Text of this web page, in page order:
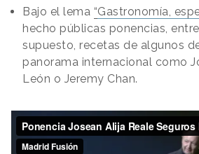
Bajo el lema “Gastronomía,
hecho públicas ponencias,
supuesto, recetas de algunos
panorama internacional como
León o Jeremy Chan.